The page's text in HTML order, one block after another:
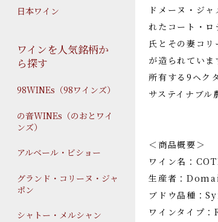
日本ワイン
ワインを人気銘柄か
ら探す
98WINEs（98ワインズ）
の音WINEs（のおとワイ
ンズ）
アルベール・ビショー
グランド・コリーヌ・ジャ
ポン
シャトー・メルシャン
ドメーヌ・ジ
れたコート・ロ
氏とその妻コ
が造られていま
所有する9ヘク
サステイナブル
＜商品概要＞
ワイン名：
生産者：
ブドウ品種：
ワインタイプ